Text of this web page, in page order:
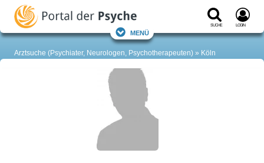
Suche Login
Menü
Arztsuche (Psychiater, Neurologen, Psychotherapeuten) Köln